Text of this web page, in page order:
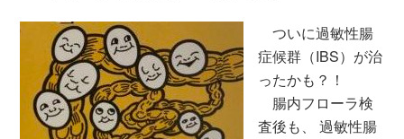
ついに過敏性腸
症候群（IBS）が治
ったかも？！
腸内フローラ検
査後も、 過敏性腸